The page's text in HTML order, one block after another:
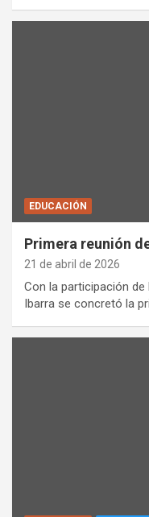
EDUCACIÓN
Primera reunión
21 de abril de 2026
Con la participación
Ibarra se concretó la